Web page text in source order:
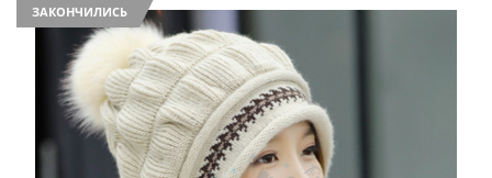
ЗАКОНЧИЛИСЬ